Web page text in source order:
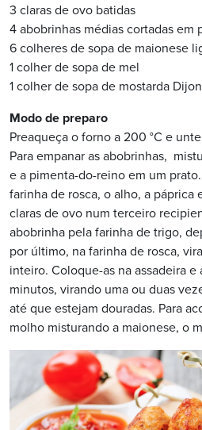
3 claras de ovo batidas
4 abobrinhas médias cortadas em
6 colheres de sopa de maionese
1 colher de sopa de mel
1 colher de sopa de mostarda Dijon
Modo de preparo
Preaqueça o forno a 200 °C e
Para empanar as abobrinhas,
e a pimenta-do-reino em um
farinha de rosca, o alho, a páprica
claras de ovo num terceiro
abobrinha pela farinha de trigo,
por último, na farinha de rosca,
inteiro. Coloque-as na assadeira e
minutos, virando uma ou duas
até que estejam douradas. Para
molho misturando a maionese, o